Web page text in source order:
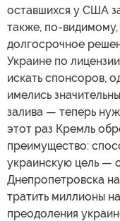
оставшихся у США
также, по-видимому,
долгосрочное
Украине по
искать спонсоров,
имелись
залива — теперь
этот раз Кремль
преимущество:
украинскую цель —
Днепропетровска
тратить миллионы
преодоления